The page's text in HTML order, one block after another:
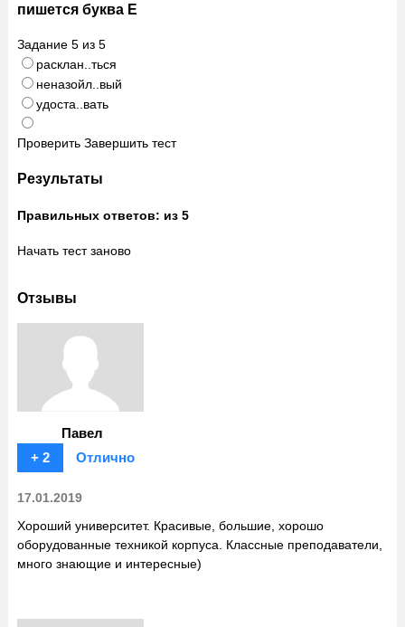
пишется буква Е
Задание 5из 5
расклан..ться
неназойл..вый
удоста..вать
Проверить Завершить тест
Результаты
Правильных ответов: из 5
Начать тест заново
Отзывы
Павел
+ 2
Отлично
17.01.2019
Хороший университет. Красивые, большие, хорошо
оборудованные техникой корпуса. Классные преподаватели,
много знающие и интересные)